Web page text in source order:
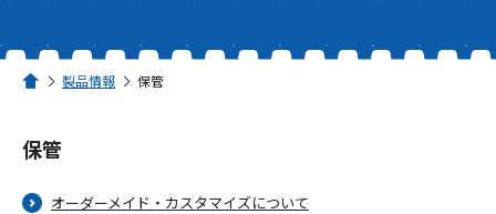
リサイクルへの取り組み
ホーム
製品情報 保管
保管
オーダーメイド・カスタマイズについて